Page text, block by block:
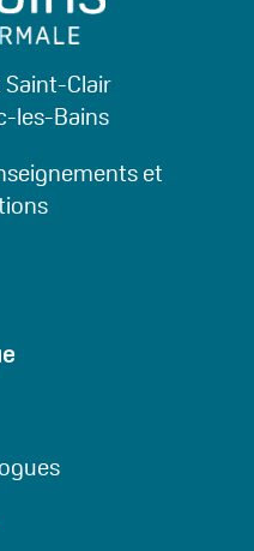
Saint-Clair
les-Bains
et